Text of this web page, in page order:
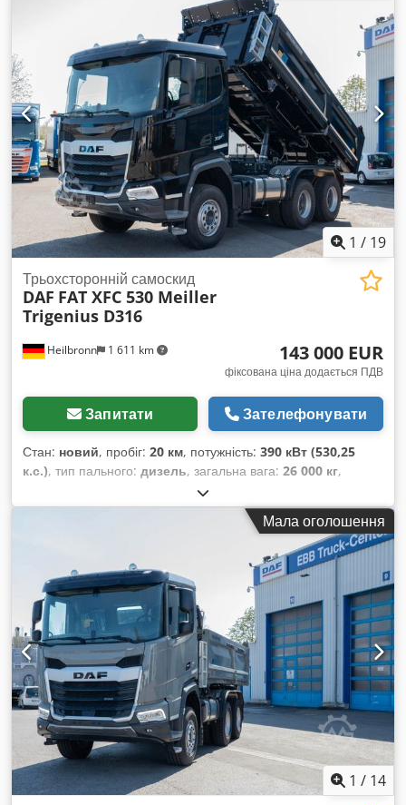
1 / 19
Heilbronn 1 611 km
Трьохсторонній самоскид
DAF FAT XFC 530 Meiller
Trigenius D316
143 000 EUR
фіксована ціна додається ПДВ
Запитати Зателефонувати
Стан: новий, пробіг: 20 км, потужність: 390 кВт (530,25
к.с.), тип пального: дизель, загальна вага: 26 000 кг,
, гальма:
тип передачі:автоматичний, клас викидів:Євро 6,
, ширина вантажного
900 мм, Рік
виготовлення:
2023, Обладнання:
ABS, кондиціонер,
навігаційна система, стояночний обігрівач, фільтр
сажі,
Мала оголошення
1 / 14